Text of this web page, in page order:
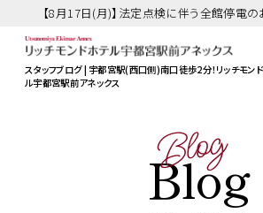
【8月17日(月)】法定点検に伴う全館停電
スタッフブログ | 宇都宮駅(西口側)南口徒歩2分！リッチモン
ル宇都宮駅前アネックス
Blog
Blog